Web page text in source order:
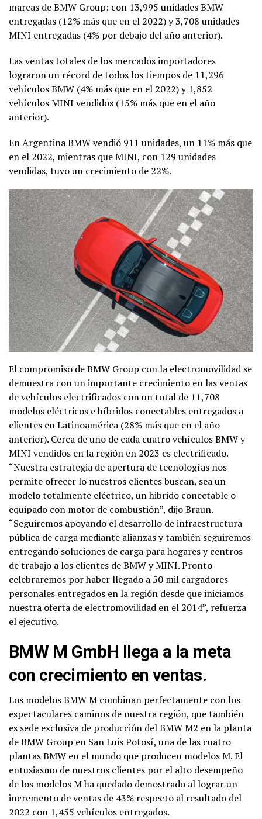
marcas de BMW Group: con 13,995 unidades BMW
entregadas (12% más que en el 2022) y 3,708 unidades
MINI entregadas (4% por debajo del año anterior).
Las ventas totales de los mercados importadores
lograron un récord de todos los tiempos de 11,296
vehículos BMW (4% más que en el 2022) y 1,852
vehículos MINI vendidos (15% más que en el año
anterior).
En Argentina BMW vendió 911 unidades, un 11% más que
en el 2022, mientras que MINI, con 129 unidades
vendidas, tuvo un crecimiento de 22%.
El compromiso de BMW Group con la electromovilidad se
demuestra con un importante crecimiento en las ventas
de vehículos electrificados con un total de 11,708
modelos eléctricos e híbridos conectables entregados a
clientes en Latinoamérica (28% más que en el año
anterior). Cerca de uno de cada cuatro vehículos BMW y
MINI vendidos en la región en 2023 es electrificado.
“Nuestra estrategia de apertura de tecnologías nos
permite ofrecer lo nuestros clientes buscan, sea un
modelo totalmente eléctrico, un hibrido conectable o
equipado con motor de combustión”, dijo Braun.
“Seguiremos apoyando el desarrollo de infraestructura
pública de carga mediante alianzas y también seguiremos
entregando soluciones de carga para hogares y centros
de trabajo a los clientes de BMW y MINI. Pronto
celebraremos por haber llegado a 50 mil cargadores
personales entregados en la región desde que iniciamos
nuestra oferta de electromovilidad en el 2014”, refuerza
el ejecutivo.
BMW M GmbH llega a la meta
con crecimiento en ventas.
Los modelos BMW M combinan perfectamente con los
espectaculares caminos de nuestra región, que también
es sede exclusiva de producción del BMW M2 en la planta
de BMW Group en San Luis Potosí, una de las cuatro
plantas BMW en el mundo que producen modelos M. El
entusiasmo de nuestros clientes por el alto desempeño
de los modelos M ha quedado demostrado al lograr un
incremento de ventas de 43% respecto al resultado del
2022 con 1,455 vehículos entregados.